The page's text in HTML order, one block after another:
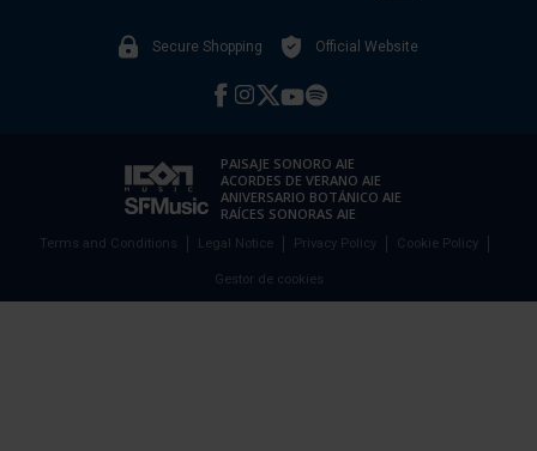
Secure Shopping Official Website
PAISAJE SONORO AIE
ACORDES DE VERANO AIE
ANIVERSARIO BOTÁNICO AIE
RAÍCES SONORAS AIE
Terms and Conditions Legal Notice Privacy Policy Cookie Policy
Gestor de cookies